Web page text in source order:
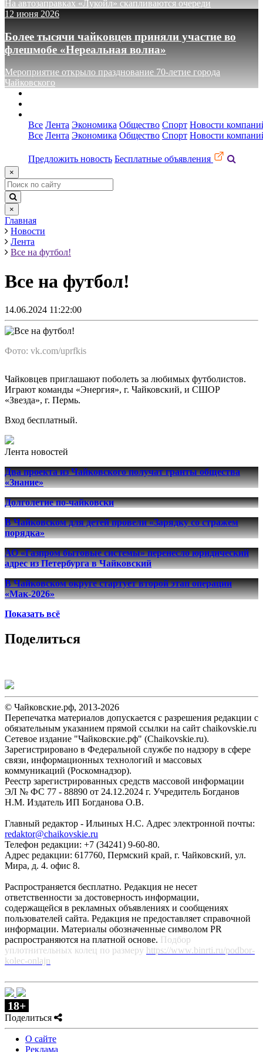
На автозаправках «Лукойл» скапливаются очереди
12 июня 2026
Более тысячи чайковцев приняли участие во
флешмобе «Нереальная волна»
Мероприятие открыло празднование 70-летие города
Чайковского
Все Лента Экономика Общество Спорт Новости
Все Лента Экономика Общество Спорт Новости
Предложить новость Бесплатные объявления
×
×
Главная
Новости
Лента
Все на футбол!
Все на футбол!
14.06.2024 11:22:00
Фото: vk.com/uprfkis
Чайковцев приглашают поболеть за любимых футболистов.
Играют команды «Энергия», г. Чайковский, и СШОР
«Звезда», г. Пермь.
Вход бесплатный.
Лента новостей
Два проекта из Чайковского получат гранты общества
«Знание»
Долголетие по-чайковски
В Чайковском для детей провели «Зарядку со стражем
порядка»
АО «Газпром бытовые системы» перенесло юридический
адрес из Петербурга в Чайковский
В Чайковском округе стартует второй этап операции
«Мак-2026»
Показать всё
Поделиться
© Чайковские.рф, 2013-2026
Перепечатка материалов допускается с разрешения редакции с
обязательным указанием прямой ссылки на сайт chaikovskie.ru
Сетевое издание "Чайковские.рф" (Chaikovskie.ru).
Зарегистрировано в Федеральной службе по надзору в сфере
связи, информационных технологий и массовых
коммуникаций (Роскомнадзор).
Реестр зарегистрированных средств массовой информации
ЭЛ № ФС 77 - 88890 от 24.12.2024 г. Учредитель Богданов
Н.М. Издатель ИП Богданова О.В.
Главный редактор - Ильиных Н.С. Адрес электронной почты:
redaktor@chaikovskie.ru
Телефон редакции: +7 (34241) 9-60-80.
Адрес редакции: 617760, Пермский край, г. Чайковский, ул.
Мира, д. 4. офис 8.
Распространяется бесплатно. Редакция не несет
ответственности за достоверность информации,
содержащейся в рекламных объявлениях и сообщениях
пользователей сайта. Редакция не предоставляет справочной
информации. Материалы обозначенные символом PR
распространяются на платной основе. Подбор
уплотнительных колец по размеру https://www.binrti.ru/podbor-
kolec-onlajn
18+
Поделиться
О сайте
Реклама